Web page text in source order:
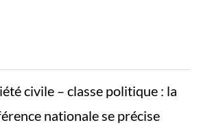
civile – classe politique : la
nationale se précise